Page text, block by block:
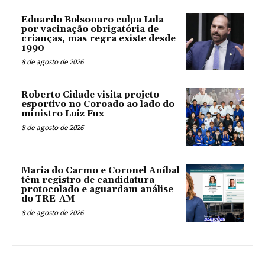
Eduardo Bolsonaro culpa Lula
por vacinação obrigatória de
crianças, mas regra existe desde
1990
8 de agosto de 2026
Roberto Cidade visita projeto
esportivo no Coroado ao lado do
ministro Luiz Fux
8 de agosto de 2026
Maria do Carmo e Coronel Aníbal
têm registro de candidatura
protocolado e aguardam análise
do TRE-AM
8 de agosto de 2026